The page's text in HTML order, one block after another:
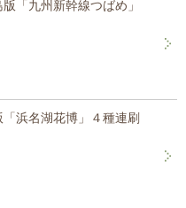
「九州新幹線つばめ」
浜名湖花博」４種連刷